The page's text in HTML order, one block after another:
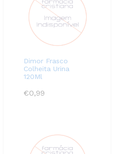
Dimor Frasco
Colheita Urina
120Ml
€0,99